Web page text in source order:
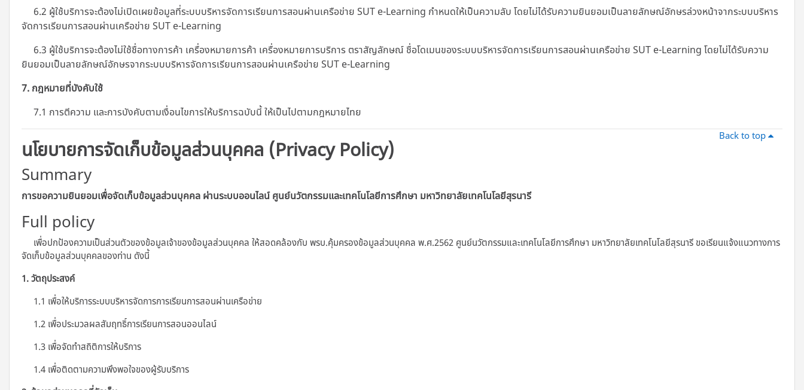
6.2 ผู้ใช้บริการจะต้องไม่เปิดเผยข้อมูลที่ระบบบริหารจัดการเรียนการสอนผ่านเครือข่าย SUT e-Learning กำหนดให้เป็นความลับ โดยไม่ได้รับความยินยอมเป็นลายลักษณ์อักษรล่วงหน้าจากระบบบริหาร
จัดการเรียนการสอนผ่านเครือข่าย SUT e-Learning
6.3 ผู้ใช้บริการจะต้องไม่ใช้ชื่อทางการค้า เครื่องหมายการค้า เครื่องหมายการบริการ ตราสัญลักษณ์ ชื่อโดเมนของระบบบริหารจัดการเรียนการสอนผ่านเครือข่าย SUT e-Learning โดยไม่ได้รับความ
ยินยอมเป็นลายลักษณ์อักษรจากระบบบริหารจัดการเรียนการสอนผ่านเครือข่าย SUT e-Learning
7. กฎหมายที่บังคับใช้
7.1 การตีความ และการบังคับตามเงื่อนไขการให้บริการฉบับนี้ ให้เป็นไปตามกฎหมายไทย
Back to top
นโยบายการจัดเก็บข้อมูลส่วนบุคคล (Privacy Policy)
Summary
การขอความยินยอมเพื่อจัดเก็บข้อมูลส่วนบุคคล ผ่านระบบออนไลน์ศูนย์นวัตกรรมและเทคโนโลยีการศึกษา มหาวิทยาลัยเทคโนโลยีสุรนารี
Full policy
เพื่อปกป้องความเป็นส่วนตัวของข้อมูลเจ้าของข้อมูลส่วนบุคคล ให้สอดคล้องกับ พรบ.คุ้มครองข้อมูลส่วนบุคคล พ.ศ.2562 ศูนย์นวัตกรรมและเทคโนโลยีการศึกษา มหาวิทยาลัยเทคโนโลยีสุรนารี ขอเรียนแจ้งแนวทางการ
จัดเก็บข้อมูลส่วนบุคคลของท่าน ดังนี้
1. วัตถุประสงค์
1.1 เพื่อให้บริการระบบบริหารจัดการการเรียนการสอนผ่านเครือข่าย
1.2 เพื่อประมวลผลสัมฤทธิ์การเรียนการสอนออนไลน์
1.3 เพื่อจัดทำสถิติการให้บริการ
1.4 เพื่อติดตามความพึงพอใจของผู้รับบริการ